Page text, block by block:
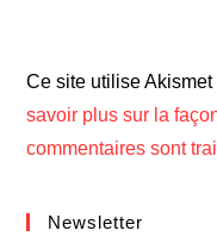
Ce site utilise
savoir plus sur la
commentaires sont
Newsletter